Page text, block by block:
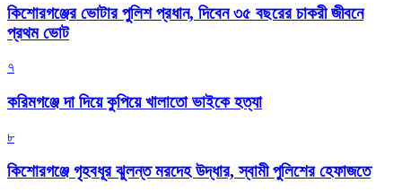
কিশোরগঞ্জের ভোটার পুলিশ প্রধান, দিবেন ৩৫ বছরের চাকরী জীবনে
প্রথম ভোট
৭
করিমগঞ্জে দা দিয়ে কুপিয়ে খালাতো ভাইকে হত্যা
৮
কিশোরগঞ্জে গৃহবধূর ঝুলন্ত মরদেহ উদ্ধার, স্বামী পুলিশের হেফাজতে